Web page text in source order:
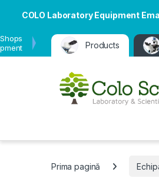
COLO Laboratory Equipment
Products
Prima pagină